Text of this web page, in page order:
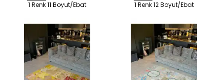
1 Renk 11 Boyut/Ebat 1 Renk 12 Boyut/Ebat